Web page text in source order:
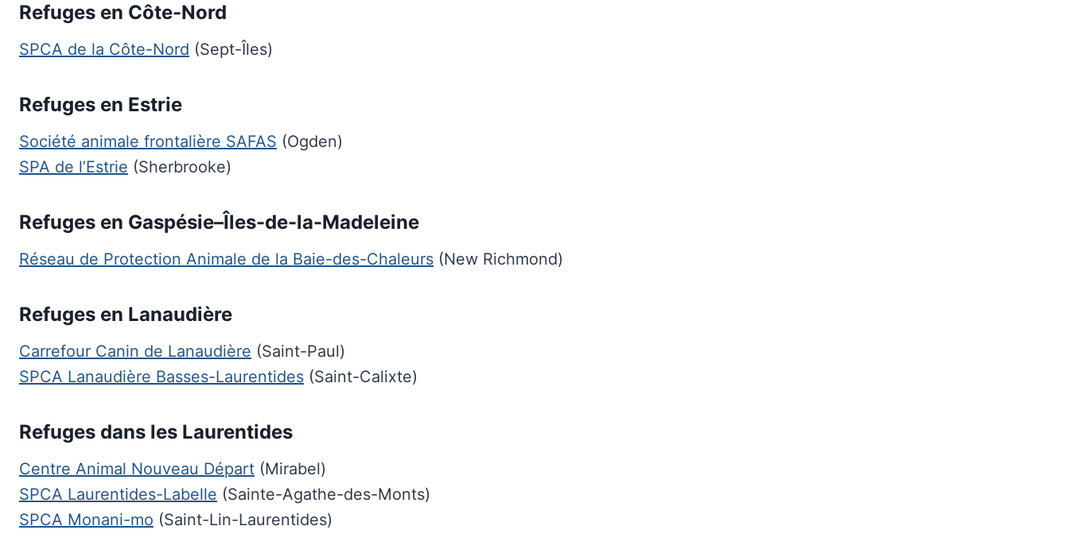
Refuges en Côte-Nord
SPCA de la Côte-Nord (Sept-Îles)
Refuges en Estrie
Société animale frontalière SAFAS (Ogden)
SPA de l’Estrie (Sherbrooke)
Refuges en Gaspésie–Îles-de-la-Madeleine
Réseau de Protection Animale de la Baie-des-Chaleurs (New Richmond)
Refuges en Lanaudière
Carrefour Canin de Lanaudière (Saint-Paul)
SPCA Lanaudière Basses-Laurentides (Saint-Calixte)
Refuges dans les Laurentides
Centre Animal Nouveau Départ (Mirabel)
SPCA Laurentides-Labelle (Sainte-Agathe-des-Monts)
SPCA Monani-mo (Saint-Lin-Laurentides)